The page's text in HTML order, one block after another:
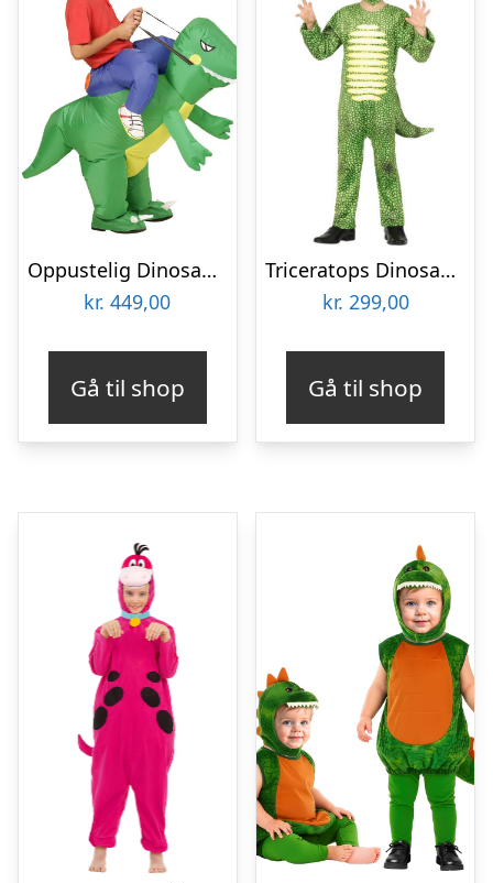
Oppustelig Dinosaur Børnekostume
kr. 449,00
Gå til shop
Triceratops Dinosaur Børnekostume
kr. 299,00
Gå til shop